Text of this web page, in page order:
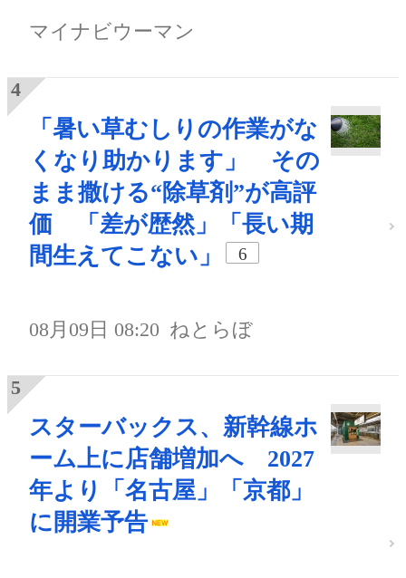
マイナビウーマン
「暑い草むしりの作業がな
くなり助かります」 その
まま撒ける“除草剤”が高評
価 「差が歴然」「長い期
間生えてこない」
6
08月09日 08:20 ねとらぼ
スターバックス、新幹線ホ
ーム上に店舗増加へ 2027
年より「名古屋」「京都」
に開業予告